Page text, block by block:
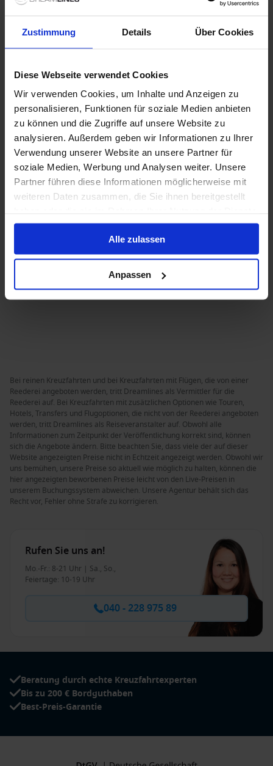
Zustimmung Details Über Cookies
Diese Webseite verwendet Cookies
Wir verwenden Cookies, um Inhalte und Anzeigen zu
personalisieren, Funktionen für soziale Medien anbieten
zu können und die Zugriffe auf unsere Website zu
analysieren. Außerdem geben wir Informationen zu Ihrer
Verwendung unserer Website an unsere Partner für
soziale Medien, Werbung und Analysen weiter. Unsere
Partner führen diese Informationen möglicherweise mit
weiteren Daten zusammen, die Sie ihnen bereitgestellt
gesammelt haben.
Alle zulassen
Anpassen
Brilliance of the Seas
Großzügige Glasflächen vom Boden bis zur Decke,
Panoramaaufzüge und ruhige Rückzugsorte wie das
Adults-only-Solarium prägen ein Schiff, das ganz auf
Licht, Ausblicke und entspannte Momente ausgelegt
ist. An Bord der Brilliance of the Seas bleibt das Meer
stets im Blick und schafft ein besonders ruhiges und
stilvolles Kreuzfahrterlebnis.
Letzte Renovierung:
2018
Währung:
USD
Passagiere:
2543
Bei reinen Kreuzfahrten und bei Kreuzfahrten mit Flügen, die von einer
Reederei angeboten werden, tritt Dreamlines als Vermittler für die
Reederei auf. Bei Kreuzfahrten mit zusätzlichen Optionen wie Touren,
Hotels, Transfers und Flugoptionen, die nicht von der Reederei angeboten
werden, tritt Dreamlines als Reiseveranstalter auf. Obwohl alle
Informationen zum Zeitpunkt der Veröffentlichung korrekt sind, können
sich die Angebote ändern. Bitte beachten Sie, dass viele der auf dieser
Website angezeigten Preise nicht in Echtzeit angezeigt werden. Obwohl wir
uns bemühen, unsere Preise so aktuell wie möglich zu halten, können die
hier angezeigten beworbenen Preise leicht von den Live-Preisen in
unserem Buchungssystem abweichen. Unsere Agentur behält sich das
Recht vor, Fehler ohne Strafe zu korrigieren.
Rufen Sie uns an!
Mo.-Fr.: 8-21 Uhr | Sa., So.,
Feiertage: 10-19 Uhr
040 - 228 975 89
Beratung durch echte Kreuzfahrtexperten
Bis zu 200 € Bordguthaben
Best-Preis-Garantie